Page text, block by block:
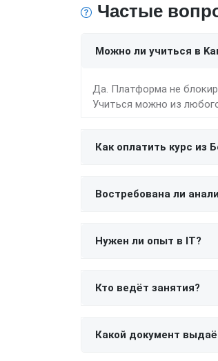
Частые
Можно ли учиться в
Да. Платформа не
Учиться можно из
Как оплатить курс из
Востребована ли
Нужен ли опыт в IT?
Кто ведёт занятия?
Какой документ